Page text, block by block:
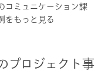
コミュニケーション課
をもっと見る
プロジェクト事